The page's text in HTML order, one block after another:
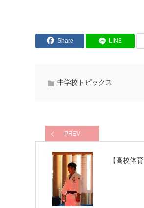
Share LINE
中学校トピックス
PREV
【高校体